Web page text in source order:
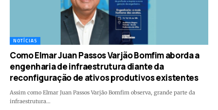
NOTÍCIAS
Como Elmar Juan Passos Varjão Bomfim aborda a
engenharia de infraestrutura diante da
reconfiguração de ativos produtivos existentes
Assim como Elmar Juan Passos Varjão Bomfim observa, grande parte da
infraestrutura…